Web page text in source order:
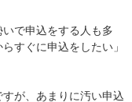
で申込をする人も多
すぐに申込をしたい」
が、あまりに汚い申込